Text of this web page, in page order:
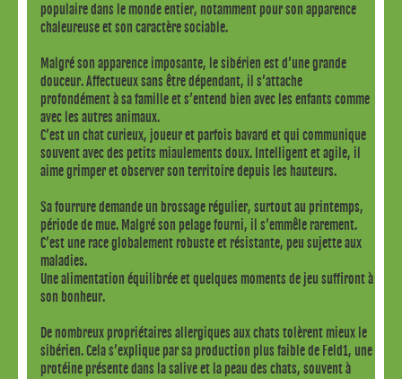
populaire dans le monde entier, notamment pour son apparence
chaleureuse et son caractère sociable.
Malgré son apparence imposante, le sibérien est d’une grande
douceur. Affectueux sans être dépendant, il s’attache
profondément à sa famille et s’entend bien avec les enfants comme
avec les autres animaux.
C’est un chat curieux, joueur et parfois bavard et qui communique
souvent avec des petits miaulements doux. Intelligent et agile, il
aime grimper et observer son territoire depuis les hauteurs.
Sa fourrure demande un brossage régulier, surtout au printemps,
période de mue. Malgré son pelage fourni, il s’emmêle rarement.
C’est une race globalement robuste et résistante, peu sujette aux
maladies.
Une alimentation équilibrée et quelques moments de jeu suffiront à
son bonheur.
De nombreux propriétaires allergiques aux chats tolèrent mieux le
sibérien. Cela s’explique par sa production plus faible de Feld1, une
protéine présente dans la salive et la peau des chats, souvent à